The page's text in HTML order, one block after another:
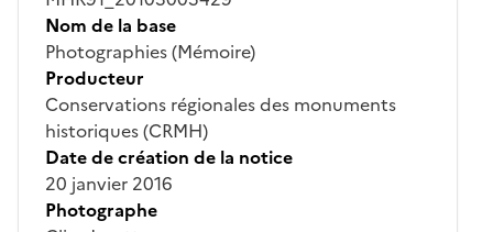
Nom de la base
Photographies (Mémoire)
Producteur
Conservations régionales des monuments
historiques (CRMH)
Date de création de la notice
20 janvier 2016
Photographe